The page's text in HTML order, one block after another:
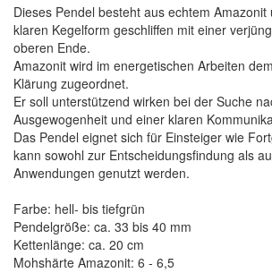
Dieses Pendel besteht aus echtem
klaren Kegelform geschliffen mit einer
oberen Ende.
Amazonit wird im energetischen Arbeiten
Klärung zugeordnet.
Er soll unterstützend wirken bei der Suche
Ausgewogenheit und einer klaren
Das Pendel eignet sich für Einsteiger wie
kann sowohl zur Entscheidungsfindung als
Anwendungen genutzt werden.
Farbe: hell- bis tiefgrün
Pendelgröße: ca. 33 bis 40 mm
Kettenlänge: ca. 20 cm
Mohshärte Amazonit: 6 - 6,5